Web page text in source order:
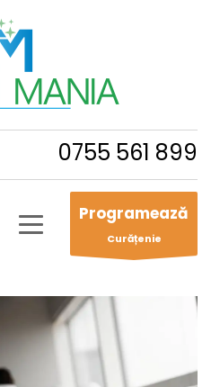
0755 561 899
Programează
Curățenie